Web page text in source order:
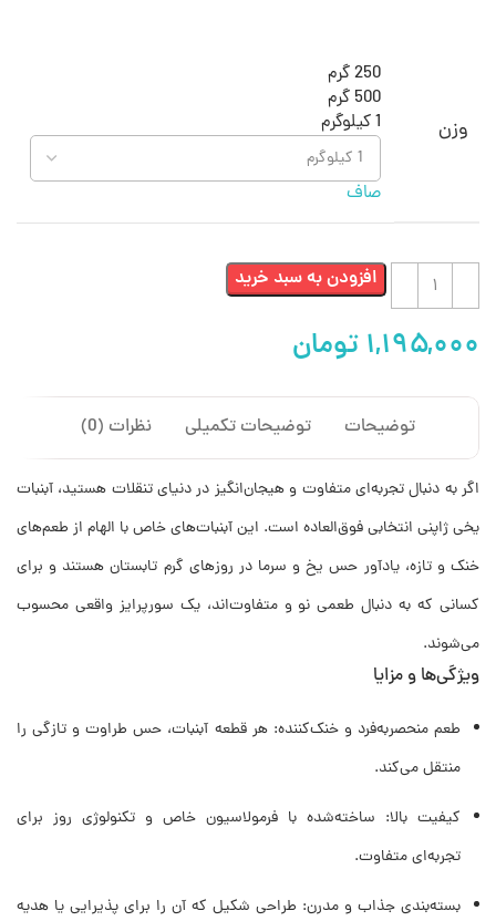
وزن
250 گرم
500 گرم
1 کیلوگرم
صاف
افزودن به سبد خرید
توضیحات توضیحات تکمیلی نظرات (0)
اگر به دنبال تجربه‌ای متفاوت و هیجان‌انگیز در دنیای تنقلات هستید، آبنبات
یخی ژاپنی انتخابی فوق‌العاده است. این آبنبات‌های خاص با الهام از طعم‌های
خنک و تازه، یادآور حس یخ و سرما در روزهای گرم تابستان هستند و برای
کسانی که به دنبال طعمی نو و متفاوت‌اند، یک سورپرایز واقعی محسوب
می‌شوند.
ویژگی‌ها و مزایا
طعم منحصربه‌فرد و خنک‌کننده: هر قطعه آبنبات، حس طراوت و تازگی را
منتقل می‌کند.
کیفیت بالا: ساخته‌شده با فرمولاسیون خاص و تکنولوژی روز برای
تجربه‌ای متفاوت.
بسته‌بندی جذاب و مدرن: طراحی شکیل که آن را برای پذیرایی یا هدیه